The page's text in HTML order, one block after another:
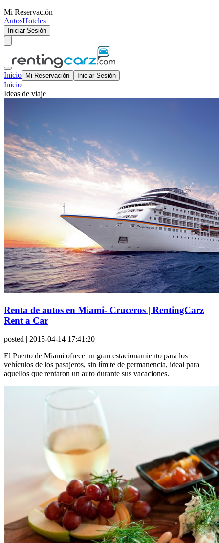
Mi Reservación
AutosHoteles
Iniciar Sesión
Inicio Mi Reservación Iniciar Sesión
Inicio
Ideas de viaje
Renta de autos en Miami- Cruceros | RentingCarz
Rent a Car
posted | 2015-04-14 17:41:20
El Puerto de Miami ofrece un gran estacionamiento para los
vehículos de los pasajeros, sin límite de permanencia, ideal para
aquellos que rentaron un auto durante sus vacaciones.